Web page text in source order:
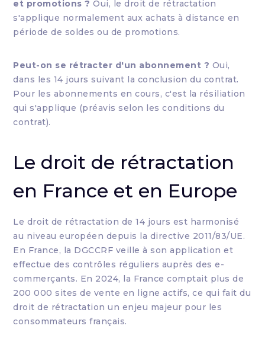
et promotions ? Oui, le droit de rétractation
s'applique normalement aux achats à distance en
période de soldes ou de promotions.
Peut-on se rétracter d'un abonnement ? Oui,
dans les 14 jours suivant la conclusion du contrat.
Pour les abonnements en cours, c'est la résiliation
qui s'applique (préavis selon les conditions du
contrat).
Le droit de rétractation
en France et en Europe
Le droit de rétractation de 14 jours est harmonisé
au niveau européen depuis la directive 2011/83/UE.
En France, la DGCCRF veille à son application et
effectue des contrôles réguliers auprès des e-
commerçants. En 2024, la France comptait plus de
200 000 sites de vente en ligne actifs, ce qui fait du
droit de rétractation un enjeu majeur pour les
consommateurs français.